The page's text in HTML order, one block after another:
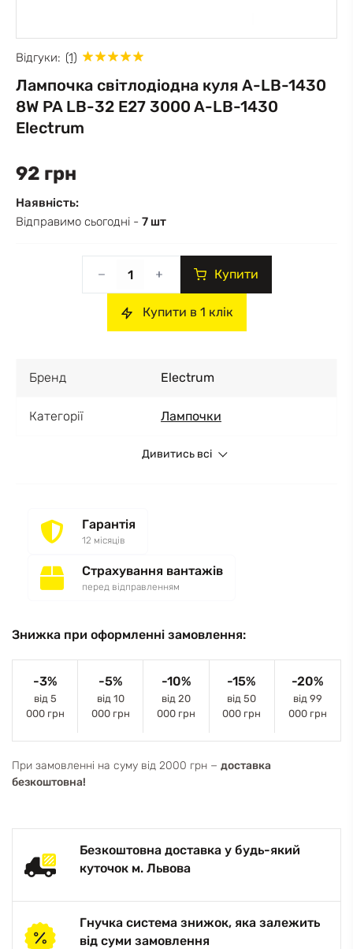
Відгуки: (1)
Лампочка світлодіодна куля A-LB-1430
8W PA LB-32 E27 3000 A-LB-1430
Electrum
92 грн
Наявність:
Відправимо сьогодні - 7 шт
Купити
Купити в 1 клік
Бренд Electrum
Категорії Лампочки
Дивитись всі
Гарантія
12 місяців
Страхування вантажів
перед відправленням
Знижка при оформленні замовлення:
-3%
від 5
000 грн
-5%
від 10
000 грн
-10%
від 20
000 грн
-15%
від 50
000 грн
-20%
від 99
000 грн
При замовленні на суму від 2000 грн − доставка
безкоштовна!
Безкоштовна доставка у будь-який
куточок м. Львова
Гнучка система знижок, яка залежить
від суми замовлення